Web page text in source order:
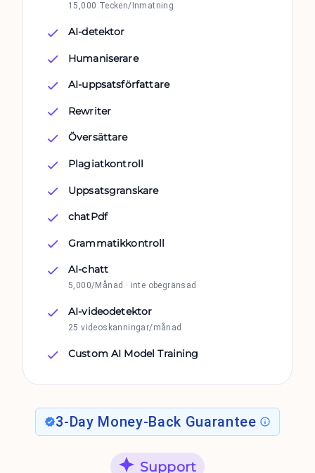
15,000 Tecken/Inmatning
AI-detektor
Humaniserare
AI-uppsatsförfattare
Rewriter
Översättare
Plagiatkontroll
Uppsatsgranskare
chatPdf
Grammatikkontroll
AI-chatt
5,000/Månad · inte obegränsad
AI-videodetektor
25 videoskanningar/månad
Custom AI Model Training
3-Day Money-Back Guarantee
Support